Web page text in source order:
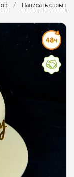
/ Написать отзыв